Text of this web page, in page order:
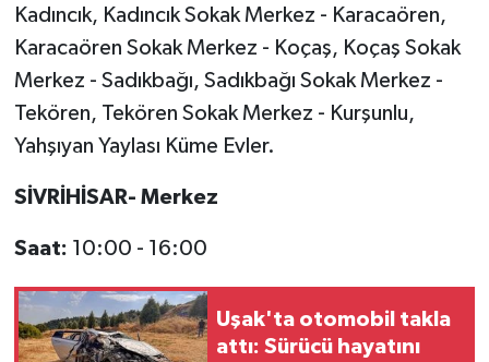
Kadıncık, Kadıncık Sokak Merkez - Karacaören,
Karacaören Sokak Merkez - Koçaş, Koçaş Sokak
Merkez - Sadıkbağı, Sadıkbağı Sokak Merkez -
Tekören, Tekören Sokak Merkez - Kurşunlu,
Yahşıyan Yaylası Küme Evler.
SİVRİHİSAR- Merkez
Saat: 10:00 - 16:00
Uşak'ta otomobil takla
attı: Sürücü hayatını